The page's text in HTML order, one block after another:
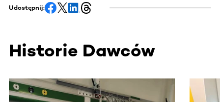
Udostępnij:
Historie Dawców
Ta sekcja zawiera treści przewijane w poziomie. Użyj